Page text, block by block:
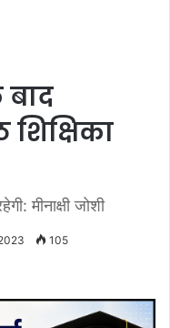
शिक्षिका
मीनाक्षी जोशी
105